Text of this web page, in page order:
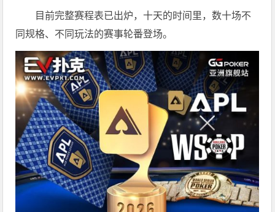
目前完整赛程表已出炉，十天的时间里，数十场不
同规格、不同玩法的赛事轮番登场。